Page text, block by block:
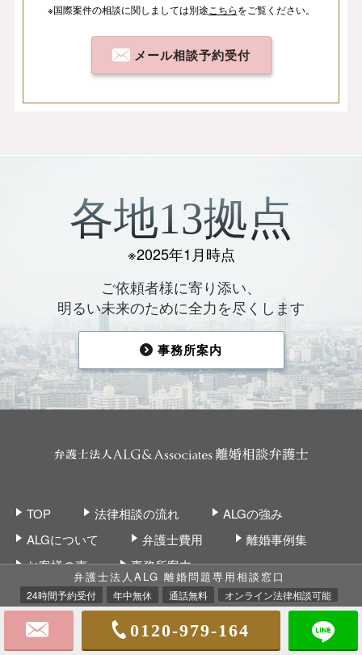
※国際案件の相談に関しましては別途 こちらをご覧ください。
メール相談予約受付
各地13拠点
※2025年1月時点
ご依頼者様に寄り添い、
明るい未来のために全力を尽くします
事務所案内
TOP 法律相談の流れ
ALGの強み
ALGについて
弁護士費用
離婚事例集
お客様の声
事務所案内
弁護士法人ALG 離婚問題専用相談窓口
24時間予約受付 年中無休 通話無料 オンライン法律相談可能
0120-979-164